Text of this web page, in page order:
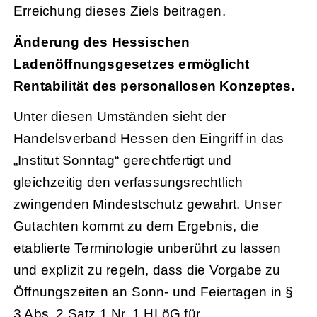
Erreichung dieses Ziels beitragen.
Änderung des Hessischen
Ladenöffnungsgesetzes ermöglicht
Rentabilität des personallosen Konzeptes.
Unter diesen Umständen sieht der
Handelsverband Hessen den Eingriff in das
„Institut Sonntag“ gerechtfertigt und
gleichzeitig den verfassungsrechtlich
zwingenden Mindestschutz gewahrt. Unser
Gutachten kommt zu dem Ergebnis, die
etablierte Terminologie unberührt zu lassen
und explizit zu regeln, dass die Vorgabe zu
Öffnungszeiten an Sonn- und Feiertagen in §